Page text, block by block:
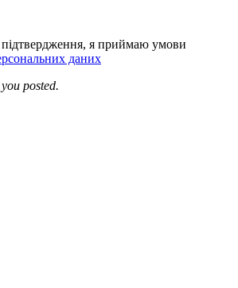
я приймаю умови
даних
posted.